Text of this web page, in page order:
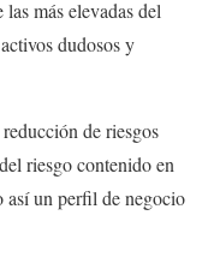
más elevadas del
dudosos y
de riesgos
riesgo contenido en
así un perfil de negocio